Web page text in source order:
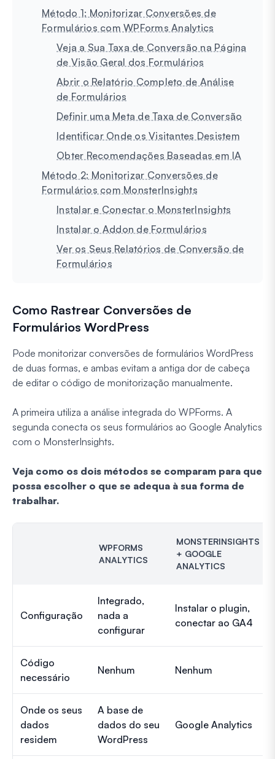
Método 1: Monitorizar Conversões de
Formulários com WPForms Analytics
Veja a Sua Taxa de Conversão na Página
de Visão Geral dos Formulários
Abrir o Relatório Completo de Análise
de Formulários
Definir uma Meta de Taxa de Conversão
Identificar Onde os Visitantes Desistem
Obter Recomendações Baseadas em IA
Método 2: Monitorizar Conversões de
Formulários com MonsterInsights
Instalar e Conectar o MonsterInsights
Instalar o Addon de Formulários
Ver os Seus Relatórios de Conversão de
Formulários
Como Rastrear Conversões de
Formulários WordPress
Pode monitorizar conversões de formulários WordPress
de duas formas, e ambas evitam a antiga dor de cabeça
de editar o código de monitorização manualmente.
A primeira utiliza a análise integrada do WPForms. A
segunda conecta os seus formulários ao Google Analytics
com o MonsterInsights.
Veja como os dois métodos se comparam para que
possa escolher o que se adequa à sua forma de
trabalhar.
WPFORMS
ANALYTICS
MONSTERINSIGHTS
+ GOOGLE
ANALYTICS
Configuração
Integrado,
nada a
configurar
Instalar o plugin,
conectar ao GA4
Código
necessário
Nenhum Nenhum
Onde os seus
dados
residem
A base de
dados do seu
WordPress
Google Analytics